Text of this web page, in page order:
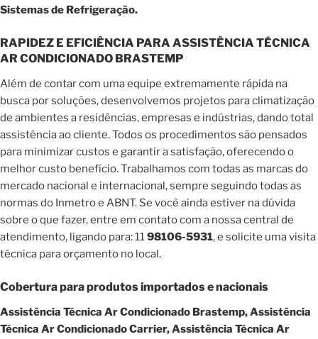
Sistemas de Refrigeração.
RAPIDEZ E EFICIÊNCIA PARA ASSISTÊNCIA TÉCNICA
AR CONDICIONADO BRASTEMP
Além de contar com uma equipe extremamente rápida na
busca por soluções, desenvolvemos projetos para climatização
de ambientes a residências, empresas e indústrias, dando total
assistência ao cliente. Todos os procedimentos são pensados
para minimizar custos e garantir a satisfação, oferecendo o
melhor custo benefício. Trabalhamos com todas as marcas do
mercado nacional e internacional, sempre seguindo todas as
normas do Inmetro e ABNT. Se você ainda estiver na dúvida
sobre o que fazer, entre em contato com a nossa central de
atendimento, ligando para: 1198106-5931, e solicite uma visita
técnica para orçamento no local.
Cobertura para produtos importados e nacionais
Assistência Técnica Ar Condicionado Brastemp, Assistência
Técnica Ar Condicionado Carrier, Assistência Técnica Ar